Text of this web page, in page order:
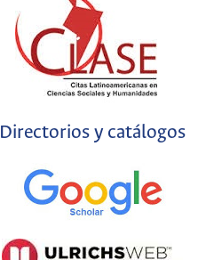
Directorios y catálogos